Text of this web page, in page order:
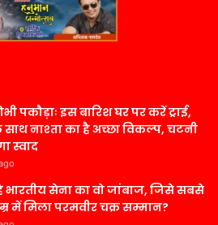
पकौड़ाः इस बारिश घर पर करें ट्राई,
साथ नाश्ता का है अच्छा विकल्प, चटनी
स्वाद
भारतीय सेना का वो जांबाज, जिसे सबसे
में मिला परमवीर चक्र सम्मान?